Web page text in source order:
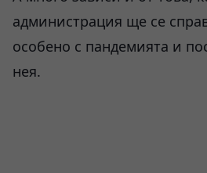
администрация ще се
особено с пандемията и
нея.